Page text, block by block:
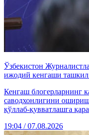
Ўзбекистон
ижодий кенгаши ташкил
Кенгаш блогерларнинг
саводхонлигини
қўллаб-қувватлашга
19:04 / 07.08.2026